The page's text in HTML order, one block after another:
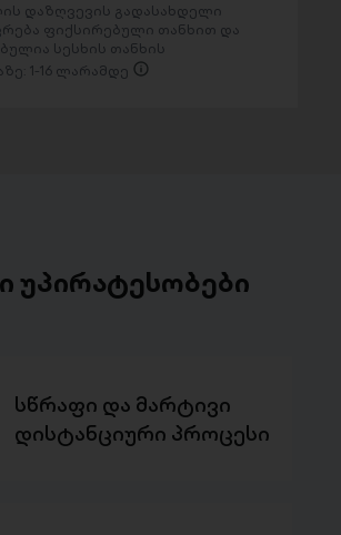
დაზღვევის გადასახდელი
ფიქსირებული თანხით და
სესხის თანხის
1-16 ლარამდე
უპირატესობები
სწრაფი და მარტივი
დისტანციური პროცესი